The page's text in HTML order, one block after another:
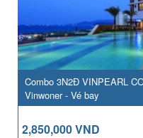
Combo 3N2Đ VINPEARL
Vinwoner - Vé bay
2,850,000 VND